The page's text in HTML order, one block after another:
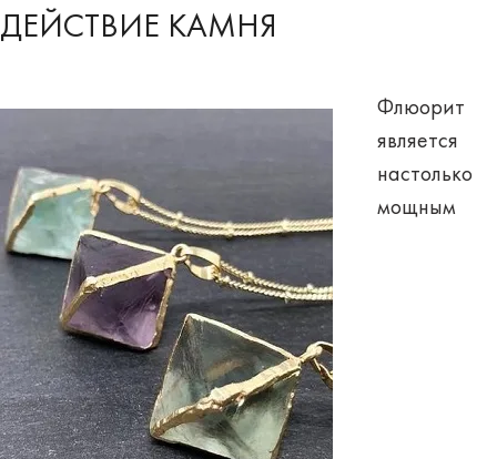
ДЕЙСТВИЕ КАМНЯ
Флюорит
является
настолько
мощным